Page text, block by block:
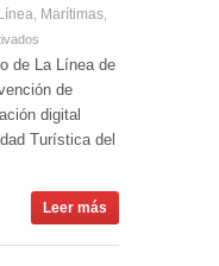
Marítimas
de La Línea de
de
digital
Turística del
Leer más